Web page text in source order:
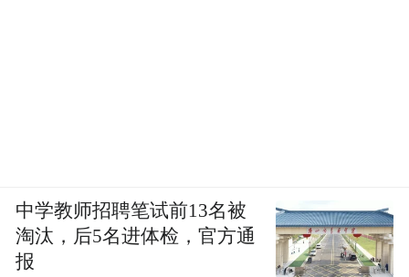
中学教师招聘笔试前13名被
淘汰，后5名进体检，官方通
报